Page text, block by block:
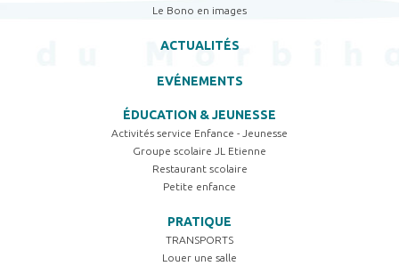
Le Bono en images
ACTUALITÉS
EVÉNEMENTS
ÉDUCATION & JEUNESSE
Activités service Enfance - Jeunesse
Groupe scolaire JL Etienne
Restaurant scolaire
Petite enfance
PRATIQUE
TRANSPORTS
Louer une salle